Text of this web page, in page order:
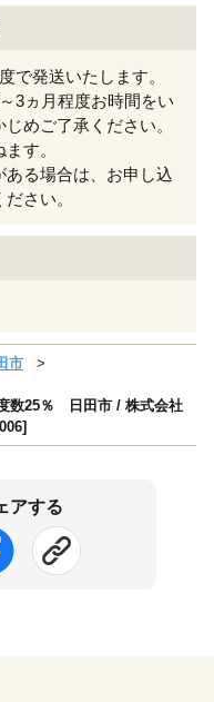
で発送いたします。
3ヵ月程度お時間をい
めご了承ください。
す。
る場合は、お申し込
さい。
市
数25％ 日田市 / 株式会社
アする